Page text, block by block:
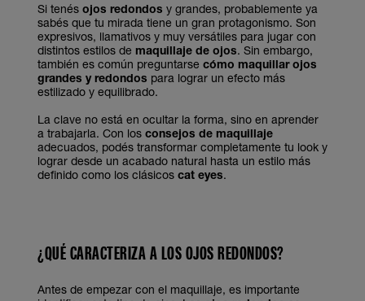
Si tenés ojos redondos y grandes, probablemente ya
sabés que tu mirada tiene un gran protagonismo. Son
expresivos, llamativos y muy versátiles para jugar con
distintos estilos de maquillaje de ojos. Sin embargo,
también es común preguntarse cómo maquillar ojos
grandes y redondos para lograr un efecto más
estilizado y equilibrado.
La clave no está en ocultar la forma, sino en aprender
a trabajarla. Con los consejos de maquillaje
adecuados, podés transformar completamente tu look y
lograr desde un acabado natural hasta un estilo más
definido como los clásicos cat eyes.
¿QUÉ CARACTERIZA A LOS OJOS REDONDOS?
Antes de empezar con el maquillaje, es importante